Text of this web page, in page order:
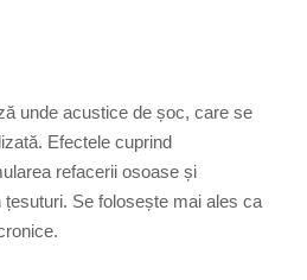
unde acustice de șoc, care se
Efectele cuprind
refacerii osoase și
Se folosește mai ales ca